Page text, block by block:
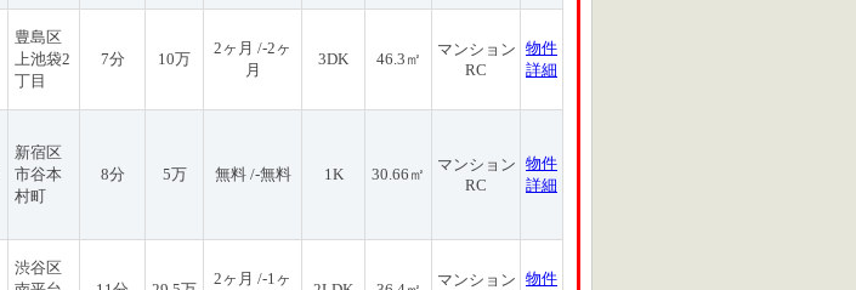
豊島区
上池袋2
丁目
7分 10万
2ヶ月 /-2ヶ
月
3DK 46.3㎡
マンション
RC
物件
詳細
新宿区
市谷本
村町
8分 5万 無料 /-無料 1K 30.66㎡
マンション
RC
物件
詳細
渋谷区
2ヶ月 /-1ヶ マンション 物件